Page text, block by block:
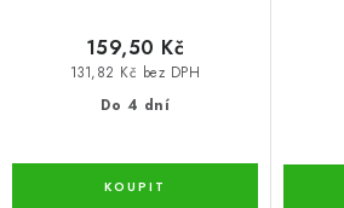
Do 4 dní
131,82 Kč bez DPH
159,50 Kč